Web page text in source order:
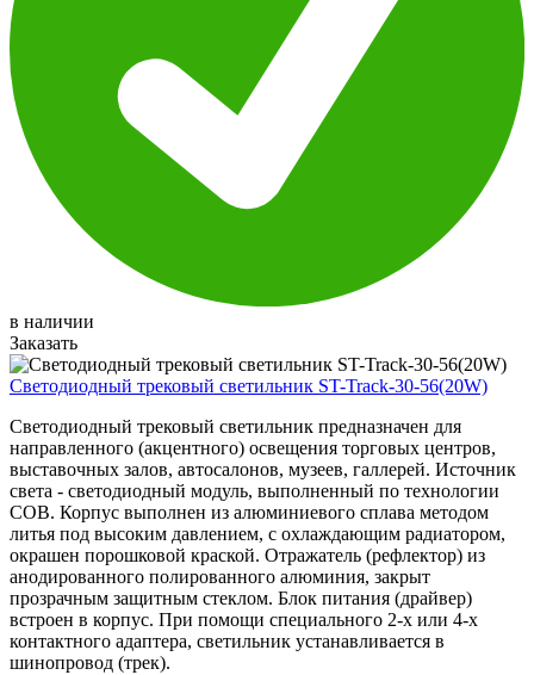
в наличии
Заказать
Светодиодный трековый светильник ST-Track-30-56(20W)
Светодиодный трековый светильник предназначен для
направленного (акцентного) освещения торговых центров,
выставочных залов, автосалонов, музеев, галлерей. Источник
света - светодиодный модуль, выполненный по технологии
COB. Корпус выполнен из алюминиевого сплава методом
литья под высоким давлением, с охлаждающим радиатором,
окрашен порошковой краской. Отражатель (рефлектор) из
анодированного полированного алюминия, закрыт
прозрачным защитным стеклом. Блок питания (драйвер)
встроен в корпус. При помощи специального 2-х или 4-х
контактного адаптера, светильник устанавливается в
шинопровод (трек).